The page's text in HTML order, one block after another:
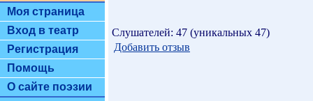
Моя страница
Вход в театр
Регистрация
Помощь
О сайте поэзии
Слушателей: 47 (уникальных 47)
Добавить отзыв